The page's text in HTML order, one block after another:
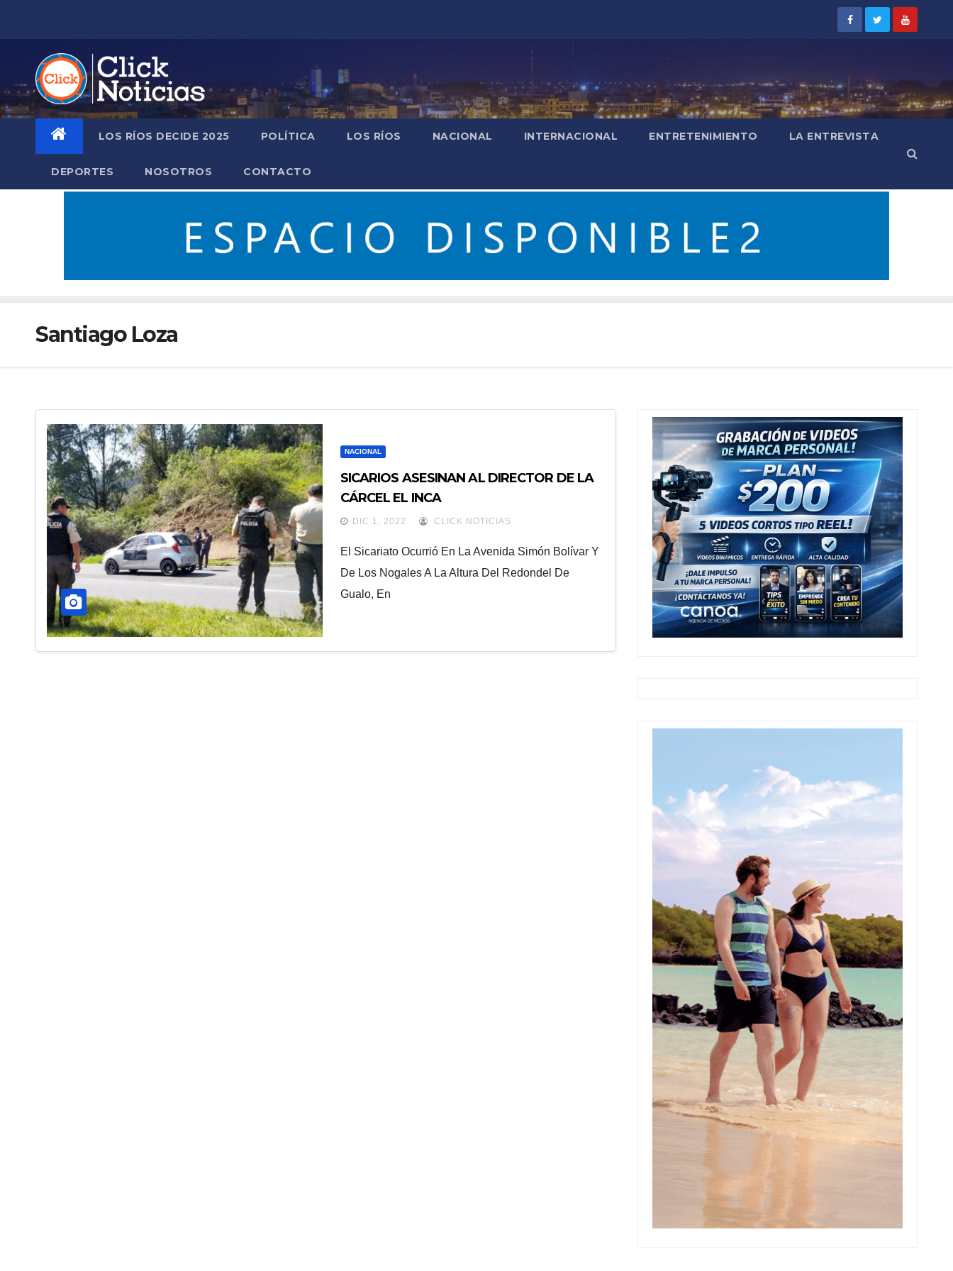
LOS RÍOS DECIDE 2025 POLÍTICA LOS RÍOS NACIONAL INTERNACIONAL ENTRETENIMIENTO LA ENTREVISTA
DEPORTES NOSOTROS CONTACTO
Santiago Loza
NACIONAL
SICARIOS ASESINAN AL DIRECTOR DE LA
CÁRCEL EL INCA
DIC 1, 2022 CLICK NOTICIAS
El Sicariato Ocurrió En La Avenida Simón Bolívar Y
De Los Nogales A La Altura Del Redondel De
Gualo, En